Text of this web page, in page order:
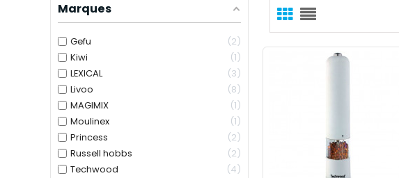
Marques
Gefu
2
Kiwi
1
LEXICAL
3
Livoo
8
MAGIMIX
1
Moulinex
1
Princess
2
Russell hobbs
2
Techwood
4